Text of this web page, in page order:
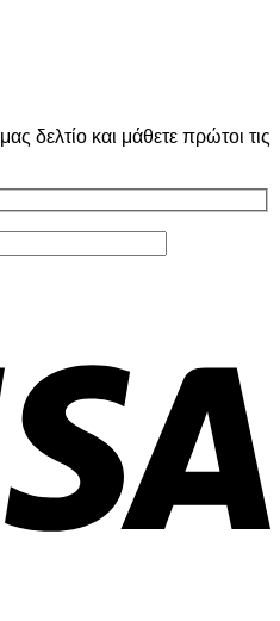
δελτίο και μάθετε πρώτοι τις